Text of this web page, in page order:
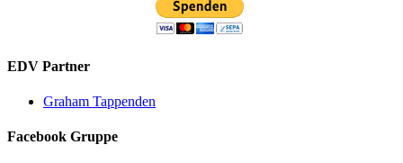
EDV Partner
Graham Tappenden
Facebook Gruppe